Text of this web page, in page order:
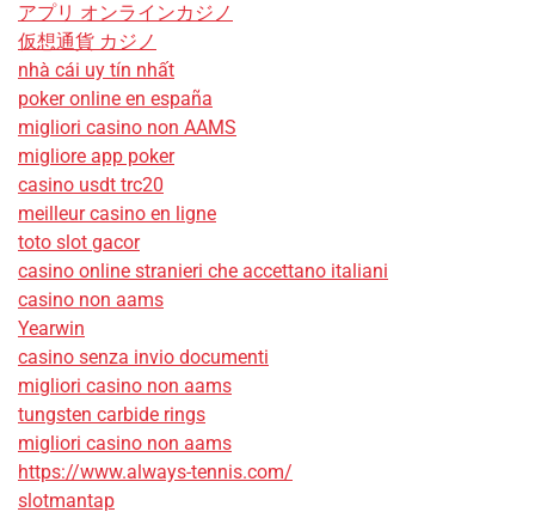
アプリ オンラインカジノ
仮想通貨 カジノ
nhà cái uy tín nhất
poker online en españa
migliori casino non AAMS
migliore app poker
casino usdt trc20
meilleur casino en ligne
toto slot gacor
casino online stranieri che accettano italiani
casino non aams
Yearwin
casino senza invio documenti
migliori casino non aams
tungsten carbide rings
migliori casino non aams
https://www.always-tennis.com/
slotmantap